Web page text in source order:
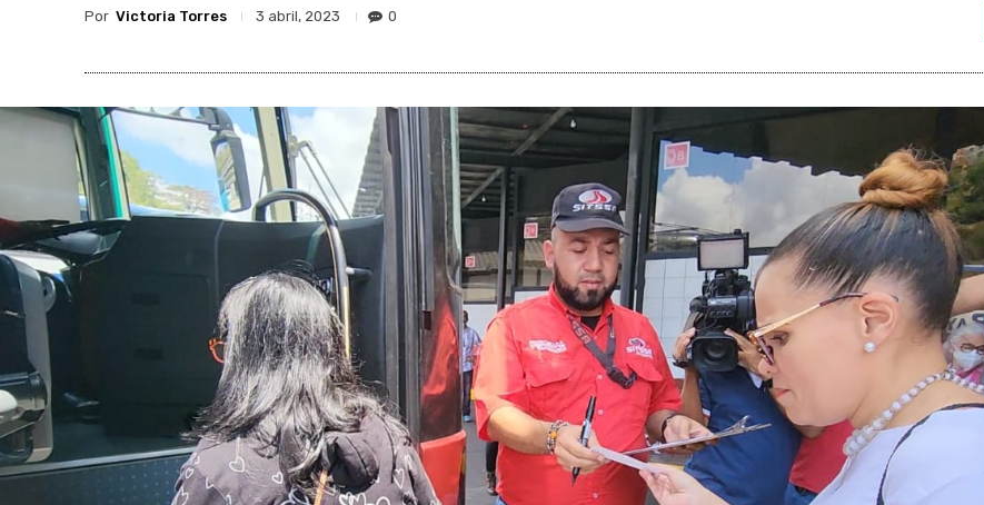
Por Victoria Torres 3 abril, 2023 0